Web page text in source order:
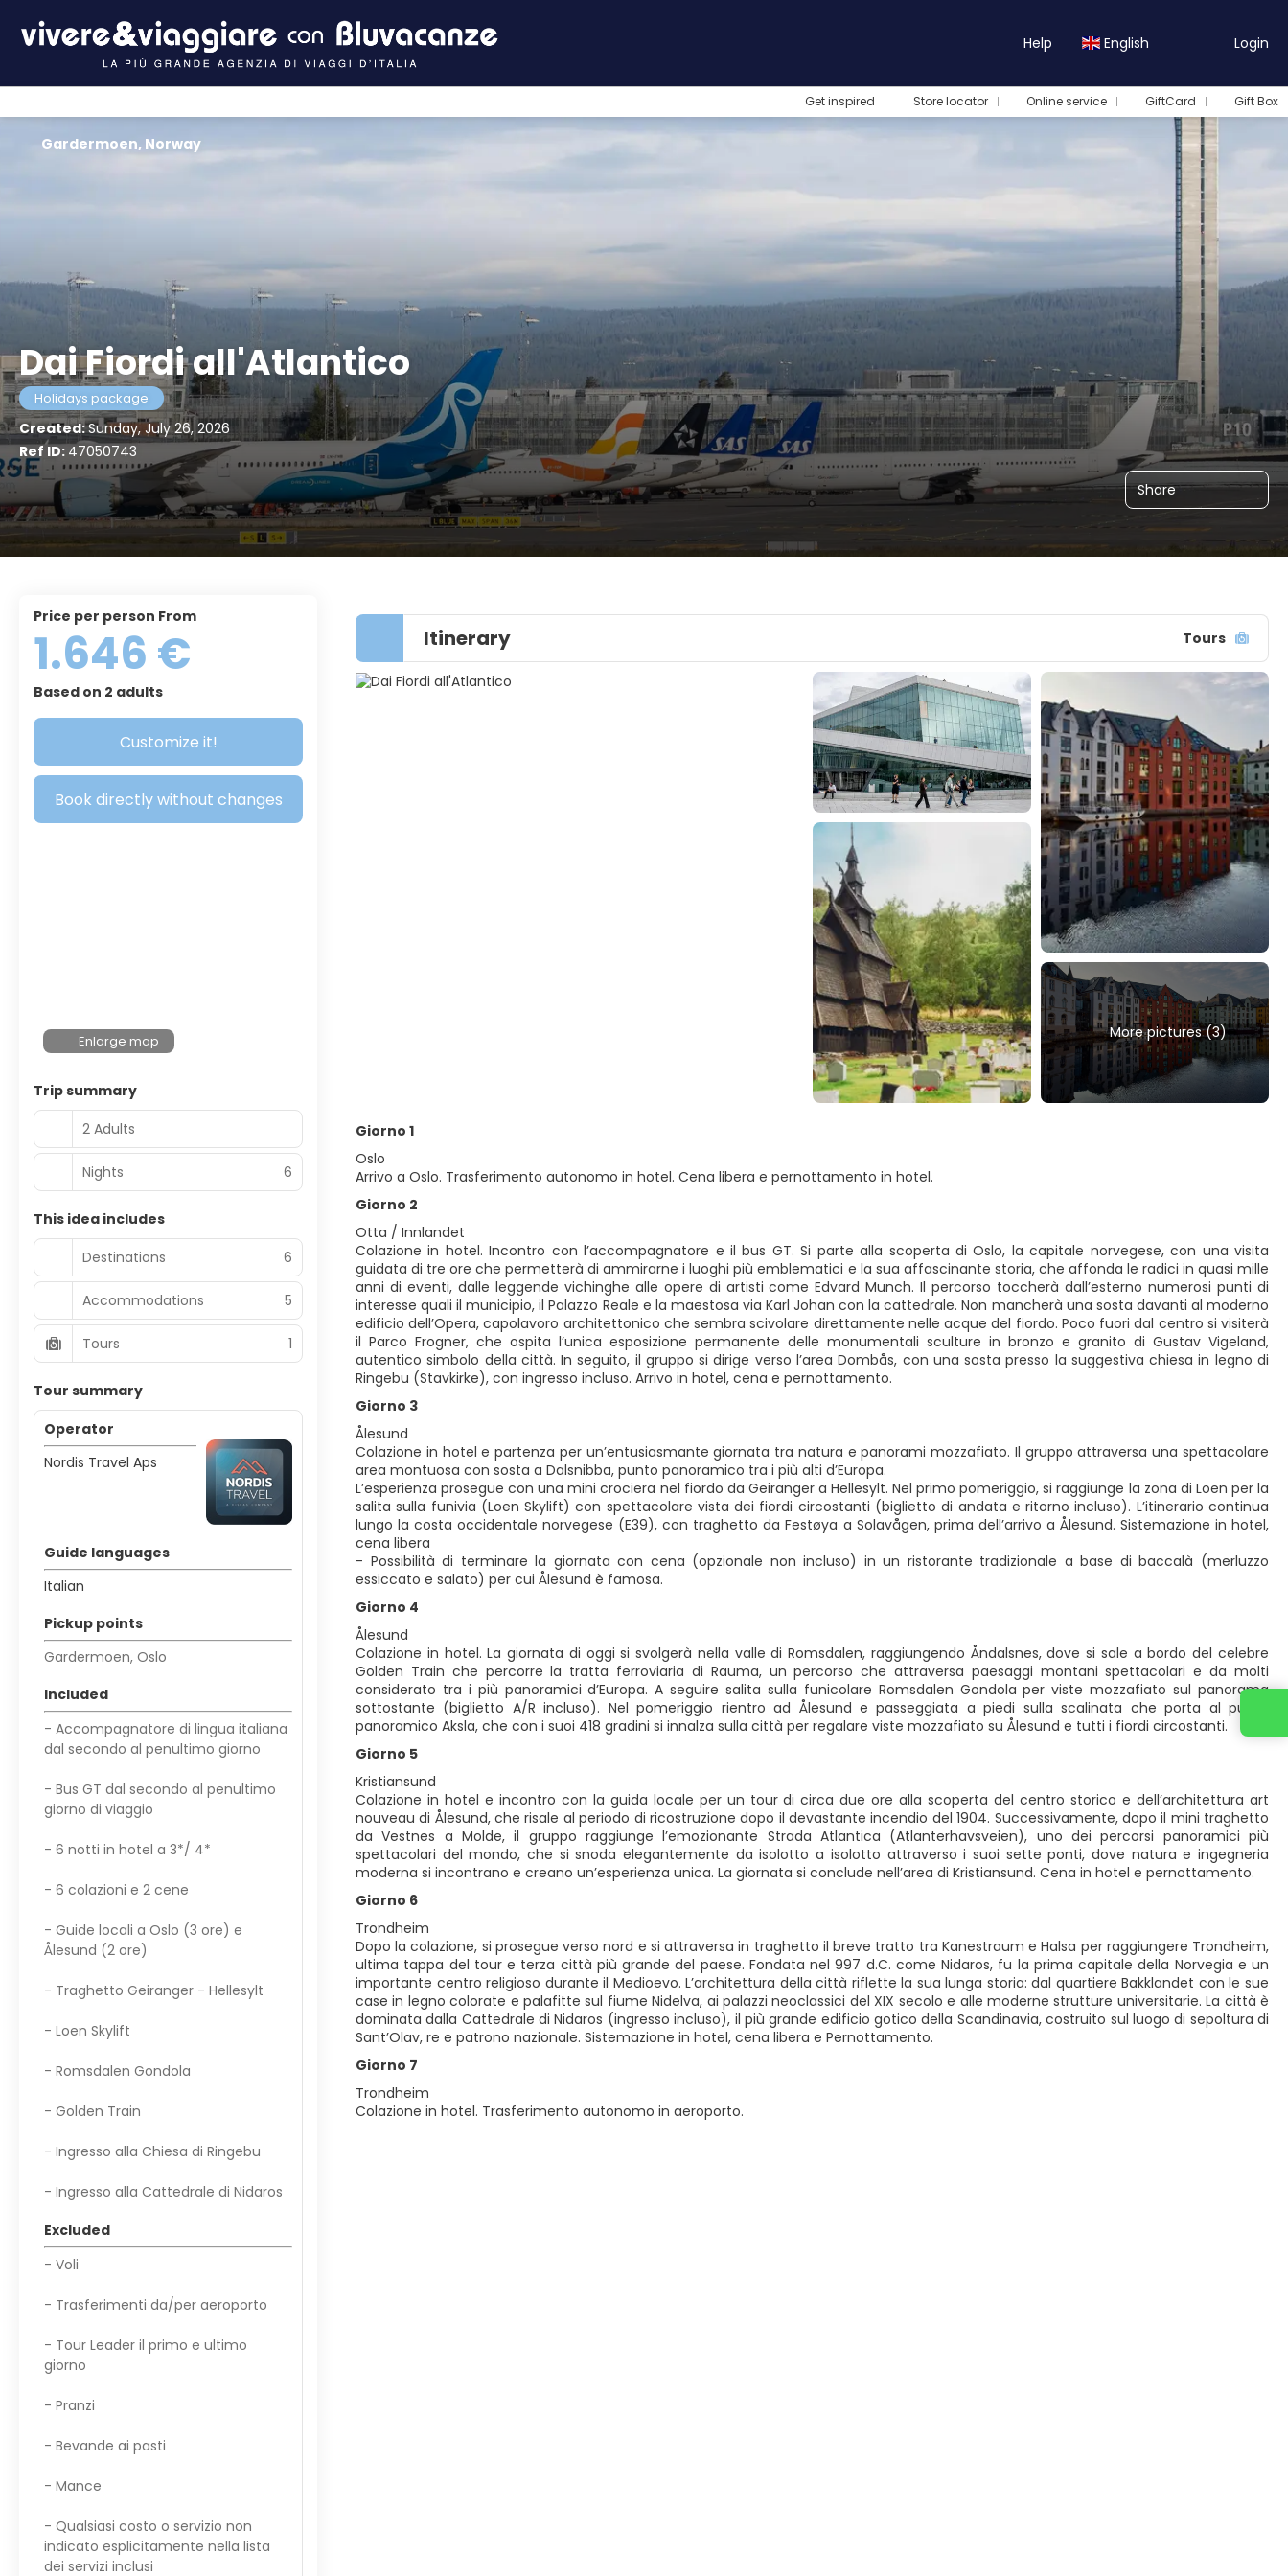
Help English Login
Get inspired Store locator Online service GiftCard Gift Box
Dai Fiordi all'Atlantico
Holidays package
Created:Sunday, July 26, 2026
Ref ID: 47050743
Share
Gardermoen, Norway
Itinerary Tours
More pictures (3)
Giorno 1
Oslo
Arrivo a Oslo. Trasferimento autonomo in hotel. Cena libera e pernottamento in hotel.
Giorno 2
Otta / Innlandet
Colazione in hotel. Incontro con l’accompagnatore e il bus GT. Si parte alla scoperta di Oslo, la capitale norvegese, con una visita
guidata di tre ore che permetterà di ammirarne i luoghi più emblematici e la sua affascinante storia, che affonda le radici in quasi mille
anni di eventi, dalle leggende vichinghe alle opere di artisti come Edvard Munch. Il percorso toccherà dall’esterno numerosi punti di
interesse quali il municipio, il Palazzo Reale e la maestosa via Karl Johan con la cattedrale. Non mancherà una sosta davanti al moderno
edificio dell’Opera, capolavoro architettonico che sembra scivolare direttamente nelle acque del fiordo. Poco fuori dal centro si visiterà
il Parco Frogner, che ospita l’unica esposizione permanente delle monumentali sculture in bronzo e granito di Gustav Vigeland,
autentico simbolo della città. In seguito, il gruppo si dirige verso l’area Dombås, con una sosta presso la suggestiva chiesa in legno di
Ringebu (Stavkirke), con ingresso incluso. Arrivo in hotel, cena e pernottamento.
Giorno 3
Ålesund
Colazione in hotel e partenza per un’entusiasmante giornata tra natura e panorami mozzafiato. Il gruppo attraversa una spettacolare
area montuosa con sosta a Dalsnibba, punto panoramico tra i più alti d’Europa.
L’esperienza prosegue con una mini crociera nel fiordo da Geiranger a Hellesylt. Nel primo pomeriggio, si raggiunge la zona di Loen per la
salita sulla funivia (Loen Skylift) con spettacolare vista dei fiordi circostanti (biglietto di andata e ritorno incluso). L’itinerario continua
lungo la costa occidentale norvegese (E39), con traghetto da Festøya a Solavågen, prima dell’arrivo a Ålesund. Sistemazione in hotel,
cena libera
- Possibilità di terminare la giornata con cena (opzionale non incluso) in un ristorante tradizionale a base di baccalà (merluzzo
essiccato e salato) per cui Ålesund è famosa.
Giorno 4
Ålesund
Colazione in hotel. La giornata di oggi si svolgerà nella valle di Romsdalen, raggiungendo Åndalsnes, dove si sale a bordo del celebre
Golden Train che percorre la tratta ferroviaria di Rauma, un percorso che attraversa paesaggi montani spettacolari e da molti
considerato tra i più panoramici d’Europa. A seguire salita sulla funicolare Romsdalen Gondola per viste mozzafiato sul panorama
sottostante (biglietto A/R incluso). Nel pomeriggio rientro ad Ålesund e passeggiata a piedi sulla scalinata che porta al punto
panoramico Aksla, che con i suoi 418 gradini si innalza sulla città per regalare viste mozzafiato su Ålesund e tutti i fiordi circostanti.
Giorno 5
Kristiansund
Colazione in hotel e incontro con la guida locale per un tour di circa due ore alla scoperta del centro storico e dell’architettura art
nouveau di Ålesund, che risale al periodo di ricostruzione dopo il devastante incendio del 1904. Successivamente, dopo il mini traghetto
da Vestnes a Molde, il gruppo raggiunge l’emozionante Strada Atlantica (Atlanterhavsveien), uno dei percorsi panoramici più
spettacolari del mondo, che si snoda elegantemente da isolotto a isolotto attraverso i suoi sette ponti, dove natura e ingegneria
moderna si incontrano e creano un’esperienza unica. La giornata si conclude nell’area di Kristiansund. Cena in hotel e pernottamento.
Giorno 6
Trondheim
Dopo la colazione, si prosegue verso nord e si attraversa in traghetto il breve tratto tra Kanestraum e Halsa per raggiungere Trondheim,
ultima tappa del tour e terza città più grande del paese. Fondata nel 997 d.C. come Nidaros, fu la prima capitale della Norvegia e un
importante centro religioso durante il Medioevo. L’architettura della città riflette la sua lunga storia: dal quartiere Bakklandet con le sue
case in legno colorate e palafitte sul fiume Nidelva, ai palazzi neoclassici del XIX secolo e alle moderne strutture universitarie. La città è
dominata dalla Cattedrale di Nidaros (ingresso incluso), il più grande edificio gotico della Scandinavia, costruito sul luogo di sepoltura di
Sant’Olav, re e patrono nazionale. Sistemazione in hotel, cena libera e Pernottamento.
Giorno 7
Trondheim
Colazione in hotel. Trasferimento autonomo in aeroporto.
price per person From
1.646 €
Based on 2 adults
Customize it!
Book directly without changes
Enlarge map
Trip summary
2 Adults
Nights 6
This idea includes
Destinations
6
Accommodations 5
Tours 1
Tour summary
Operator
Nordis Travel Aps
Guide languages
Italian
Pickup points
Gardermoen, Oslo
Included
- Accompagnatore di lingua italiana
dal secondo al penultimo giorno
- Bus GT dal secondo al penultimo
giorno di viaggio
- 6 notti in hotel a 3*/ 4*
- 6 colazioni e 2 cene
- Guide locali a Oslo (3 ore) e
Ålesund (2 ore)
- Traghetto Geiranger - Hellesylt
- Loen Skylift
- Romsdalen Gondola
- Golden Train
- Ingresso alla Chiesa di Ringebu
- Ingresso alla Cattedrale di Nidaros
Excluded
- Voli
- Trasferimenti da/per aeroporto
- Tour Leader il primo e ultimo
giorno
- Pranzi
- Bevande ai pasti
- Mance
- Qualsiasi costo o servizio non
indicato esplicitamente nella lista
dei servizi inclusi